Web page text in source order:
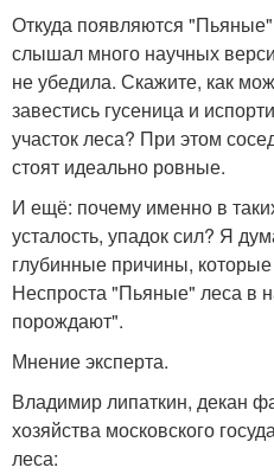
Откуда появляются
слышал много научных
не убедила. Скажите, как
завестись гусеница и
участок леса? При этом
стоят идеально ровные.
И ещё: почему именно в
усталость, упадок сил? Я
глубинные причины,
Неспроста "Пьяные" леса в
порождают".
Мнение эксперта.
Владимир липаткин, декан
хозяйства московского
леса: